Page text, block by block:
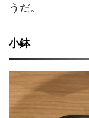
うだ。
小鉢